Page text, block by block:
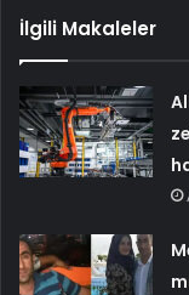
İlgili Makaleler